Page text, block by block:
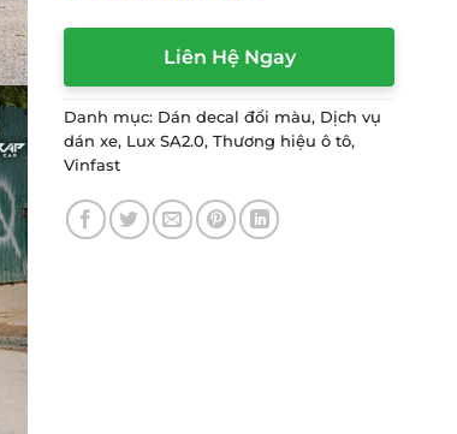
Liên Hệ Ngay
Danh mục: Dán decal đổi màu, Dịch vụ
dán xe, Lux SA2.0,Thương hiệu ô tô,
Vinfast